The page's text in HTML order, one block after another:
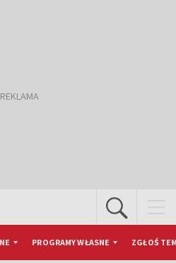
PROGRAMY WŁASNE ZGŁOŚ